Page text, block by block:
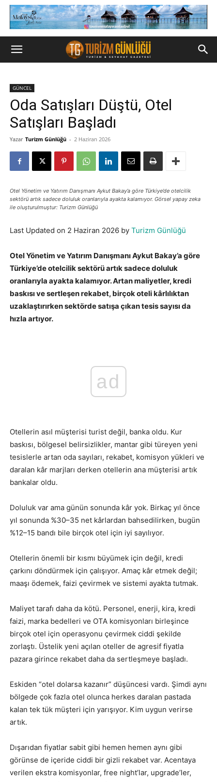
GÜNCEL
Oda Satışları Düştü, Otel
Satışları Başladı
Yazar Turizm Günlüğü - 2 Haziran 2026
Otel Yönetim ve Yatırım Danışmanı Aykut Bakay’a göre Türkiye’de otelcilik
sektörü artık sadece doluluk oranlarıyla ayakta kalamıyor. Görsel yapay zeka
ile oluşturulmuştur: Turizm Günlüğü
Last Updated on 2 Haziran 2026 by Turizm Günlüğü
Otel Yönetim ve Yatırım Danışmanı Aykut Bakay’a göre
Türkiye’de otelcilik sektörü artık sadece doluluk
oranlarıyla ayakta kalamıyor. Artan maliyetler, kredi
baskısı ve sertleşen rekabet, birçok oteli kârlılıktan
uzaklaştırırken sektörde satışa çıkan tesis sayısı da
hızla artıyor.
ad
Otellerin asıl müşterisi turist değil, banka oldu. Kur
baskısı, bölgesel belirsizlikler, mantar gibi türeyen yeni
tesislerle artan oda sayıları, rekabet, komisyon yükleri ve
daralan kâr marjları derken otellerin ana müşterisi artık
bankalar oldu.
Doluluk var ama günün sonunda kâr yok. Birkaç yıl önce
yıl sonunda %30–35 net kârlardan bahsedilirken, bugün
%12–15 bandı bile birçok otel için iyi sayılıyor.
Otellerin önemli bir kısmı büyümek için değil, kredi
çarkını döndürmek için çalışıyor. Amaç kâr etmek değil;
maaşı ödemek, faizi çevirmek ve sistemi ayakta tutmak.
Maliyet tarafı daha da kötü. Personel, enerji, kira, kredi
faizi, marka bedelleri ve OTA komisyonları birleşince
birçok otel için operasyonu çevirmek ciddi şekilde
zorlaştı. Üstelik yeni açılan oteller de agresif fiyatla
pazara girince rekabet daha da sertleşmeye başladı.
Eskiden “otel dolarsa kazanır” düşüncesi vardı. Şimdi aynı
bölgede çok fazla otel olunca herkes daralan pastada
kalan tek tük müşteri için yarışıyor. Kim uygun verirse
artık.
Dışarıdan fiyatlar sabit gibi hemen hemen aynı gibi
görünse de içeride ciddi bir gizli rekabet var. Acentaya
verilen ekstra komisyonlar, free night’lar, upgrade’ler,